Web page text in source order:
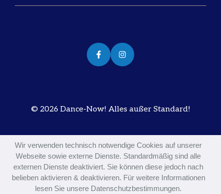
© 2026 Dance-Now! Alles außer Standard!
Wir verwenden technisch notwendige Cookies auf unserer
Webseite sowie externe Dienste. Standardmäßig sind alle
externen Dienste deaktiviert. Sie können diese jedoch nach
belieben aktivieren & deaktivieren. Für weitere Informationen
lesen Sie unsere Datenschutzbestimmungen.